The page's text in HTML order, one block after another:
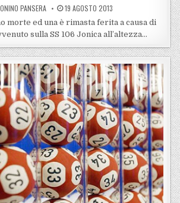
BYPANSERA POSTED ON
19 AGOSTO 2013
morte ed una è rimasta ferita a causa di
sulla SS 106 Jonica all’altezza…